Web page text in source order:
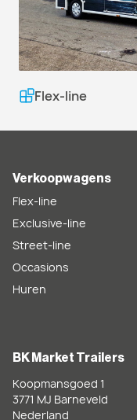
Flex-line
BK Market Trailers
Koopmansgoed 1
3771 MJ Barneveld
Nederland
Verkoopwagens
Flex-line
Exclusive-line
Street-line
Occasions
Huren